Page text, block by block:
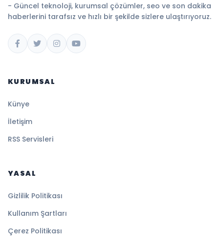
- Güncel teknoloji, kurumsal çözümler, seo ve son dakika
haberlerini tarafsız ve hızlı bir şekilde sizlere ulaştırıyoruz.
KURUMSAL
Künye
İletişim
RSS Servisleri
YASAL
Gizlilik Politikası
Kullanım Şartları
Çerez Politikası